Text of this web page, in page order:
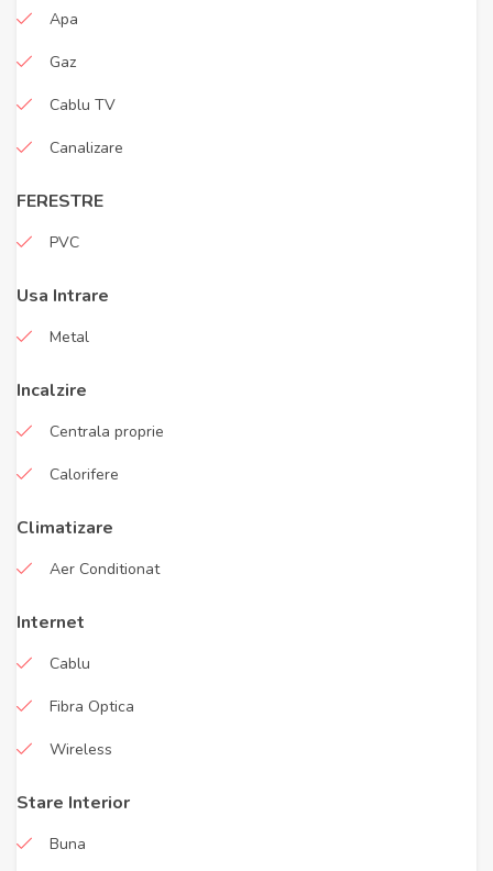
Apa
Gaz
Cablu TV
Canalizare
FERESTRE
PVC
Usa Intrare
Metal
Incalzire
Centrala proprie
Calorifere
Climatizare
Aer Conditionat
Internet
Cablu
Fibra Optica
Wireless
Stare Interior
Buna